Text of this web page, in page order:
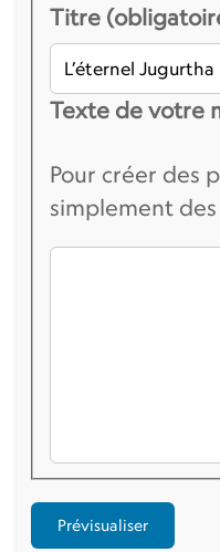
Titre
Texte de votre
Pour créer des
simplement